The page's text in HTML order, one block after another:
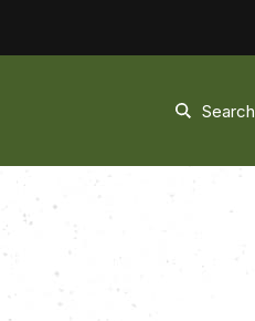
Search